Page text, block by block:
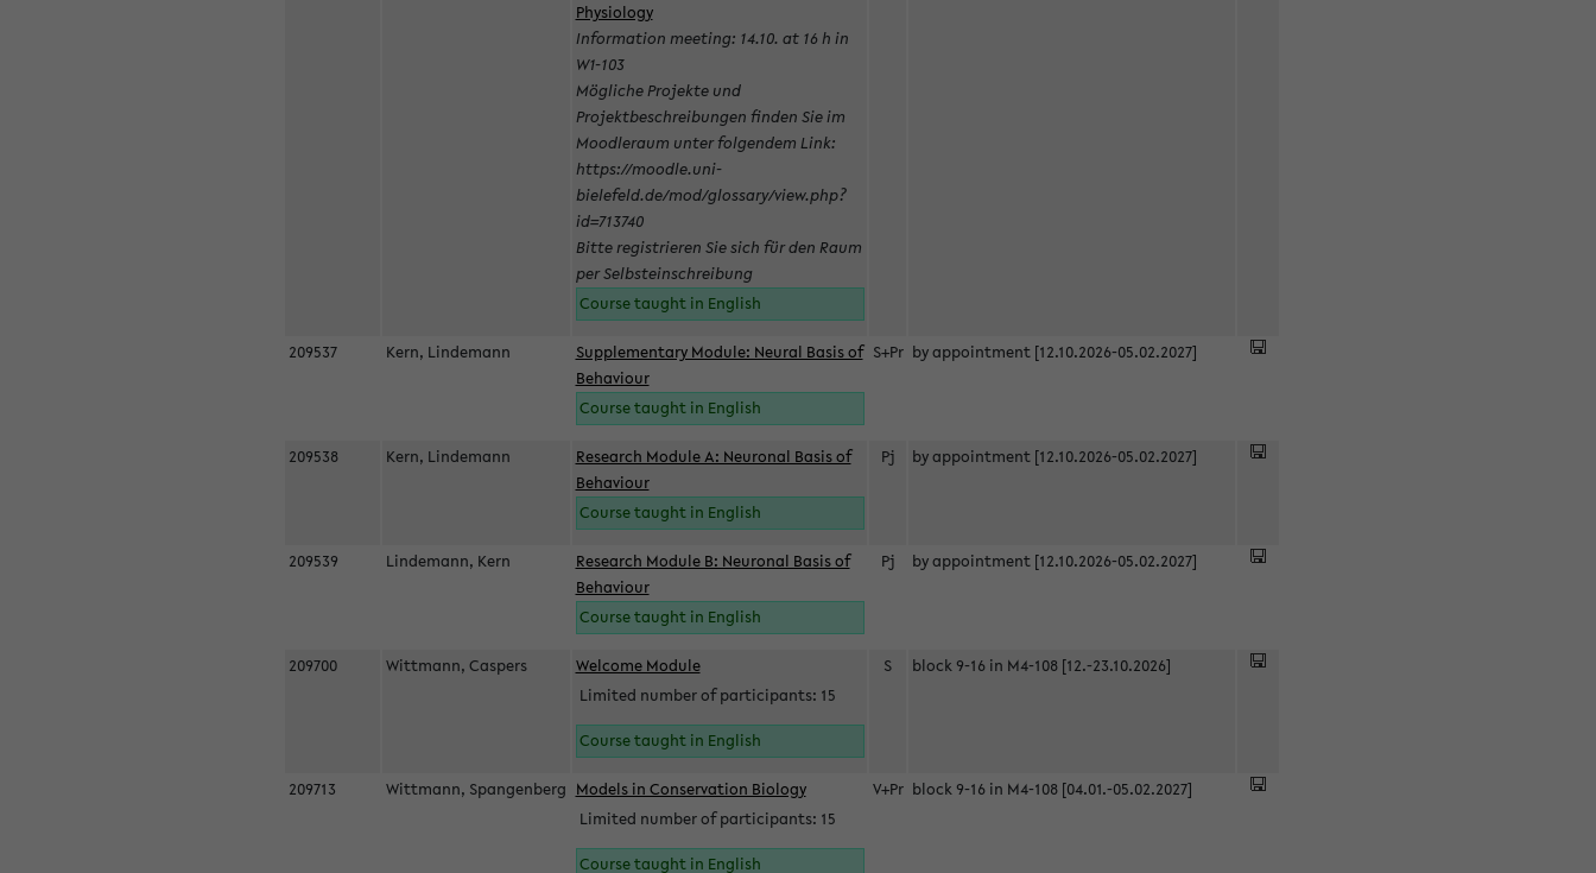
Physiology
Information meeting: 14.10. at 16 h in
W1-103
Mögliche Projekte und
Projektbeschreibungen finden Sie im
Moodleraum unter folgendem Link:
https://moodle.uni-
bielefeld.de/mod/glossary/view.php?
id=713740
Bitte registrieren Sie sich für den Raum
per Selbsteinschreibung
Course taught in English
209537 Kern, Lindemann
Supplementary Module: Neural Basis of
Behaviour
Course taught in English
S+Pr by appointment [12.10.2026-05.02.2027]
209538 Kern, Lindemann
Research Module A: Neuronal Basis of
Behaviour
Course taught in English
Pj by appointment [12.10.2026-05.02.2027]
209539 Lindemann, Kern
Research Module B: Neuronal Basis of
Behaviour
Course taught in English
Pj by appointment [12.10.2026-05.02.2027]
209700 Wittmann, Caspers
Welcome Module
Limited number of participants: 15
Course taught in English
S block 9-16 in M4-108 [12.-23.10.2026]
209713 Wittmann, Spangenberg Models in Conservation Biology
Limited number of participants: 15
Course taught in English
V+Pr block 9-16 in M4-108 [04.01.-05.02.2027]